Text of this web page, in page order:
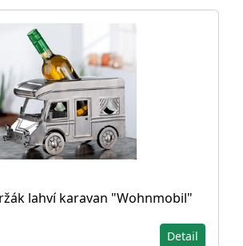
lahví karavan "Wohnmobil"
Detail